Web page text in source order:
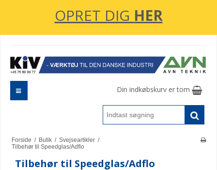
OPRET DIG HER
Din indkøbskurv er tom
Forside / Butik / Svejseartikler /
Tilbehør til Speedglas/Adflo
Tilbehør til Speedglas/Adflo